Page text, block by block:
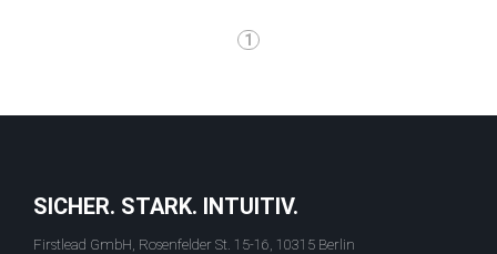
1
SICHER. STARK. INTUITIV.
Firstlead GmbH, Rosenfelder St. 15-16, 10315 Berlin